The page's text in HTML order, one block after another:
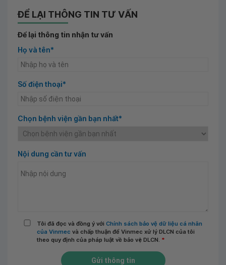
ĐỂ LẠI THÔNG TIN TƯ VẤN
Để lại thông tin nhận tư vấn
Họ và tên*
Số điện thoại*
Chọn bệnh viện gần bạn nhất*
Nội dung cần tư vấn
Tôi đã đọc và đồng ý với Chính sách bảo vệ dữ liệu cá nhân
của Vinmec và chấp thuận để Vinmec xử lý DLCN của tôi
theo quy định của pháp luật về bảo vệ DLCN. *
Gửi thông tin